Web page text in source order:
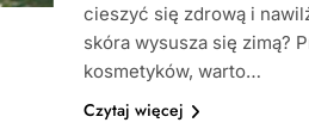
cieszyć się zdrową i
skóra wysusza się zimą?
kosmetyków, warto…
Czytaj więcej